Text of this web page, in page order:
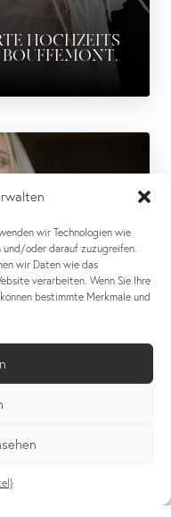
wir Technologien wie
und/oder darauf zuzugreifen.
wir Daten wie das
verarbeiten. Wenn Sie Ihre
bestimmte Merkmale und
HOCHZEITS-
IN